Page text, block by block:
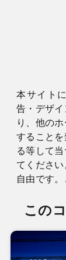
本サイト
告・デザ
り、他の
すること
る等して
てくださ
自由です
この